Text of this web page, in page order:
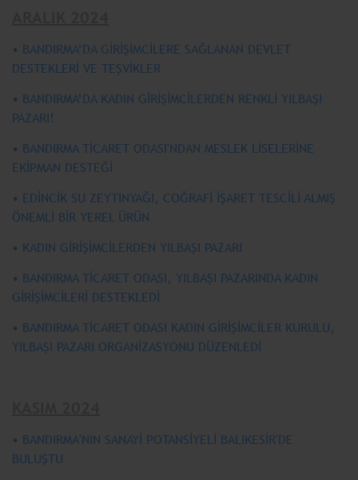
• BANDIRMA’DA GİRİŞİMCİLERE SAĞLANAN DEVLET
DESTEKLERİ VE TEŞVİKLER
• BANDIRMA’DA KADIN GİRİŞİMCİLERDEN RENKLİ YILBAŞI
PAZARI!
• BANDIRMA TİCARET ODASI'NDAN MESLEK LİSELERİNE
EKİPMAN DESTEĞİ
• EDİNCİK SU ZEYTİNYAĞI, COĞRAFİ İŞARET TESCİLİ ALMIŞ
ÖNEMLİ BİR YEREL ÜRÜN
• KADIN GİRİŞİMCİLERDEN YILBAŞI PAZARI
• BANDIRMA TİCARET ODASI, YILBAŞI PAZARINDA KADIN
GİRİŞİMCİLERİ DESTEKLEDİ
• BANDIRMA TİCARET ODASI KADIN GİRİŞİMCİLER KURULU,
YILBAŞI PAZARI ORGANİZASYONU DÜZENLEDİ
• BANDIRMA'NIN SANAYİ POTANSİYELİ BALIKESİR'DE
BULUŞTU